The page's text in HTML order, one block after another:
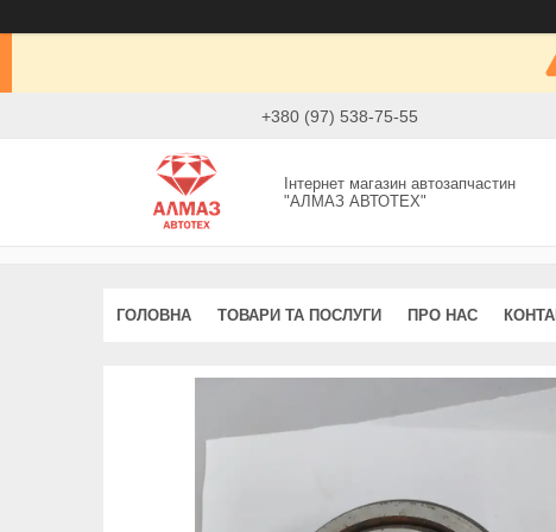
+380 (97) 538-75-55
Інтернет магазин автозапчастин
"АЛМАЗ АВТОТЕХ"
ГОЛОВНА ТОВАРИ ТА ПОСЛУГИ ПРО НАС